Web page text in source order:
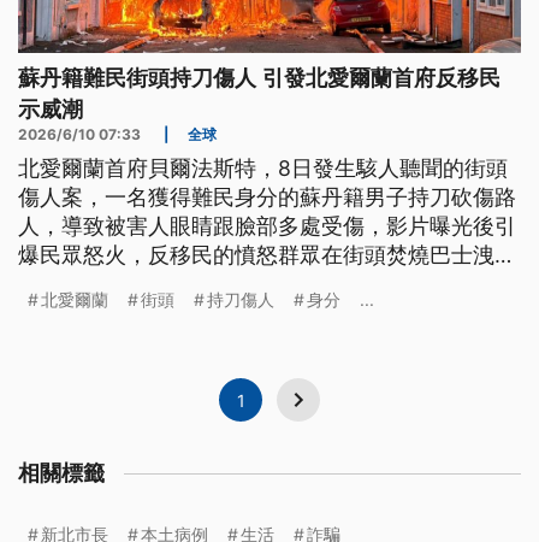
蘇丹籍難民街頭持刀傷人 引發北愛爾蘭首府反移民
示威潮
2026/6/10 07:33 全球
北愛爾蘭首府貝爾法斯特，8日發生駭人聽聞的街頭
傷人案，一名獲得難民身分的蘇丹籍男子持刀砍傷路
人，導致被害人眼睛跟臉部多處受傷，影片曝光後引
爆民眾怒火，反移民的憤怒群眾在街頭焚燒巴士洩憤
關，包括英國首相在內的政界人士都呼籲民眾保持冷
北愛爾蘭 街頭 持刀傷人 身分 ...
1
相關標籤
新北市長 本土病例 生活 詐騙